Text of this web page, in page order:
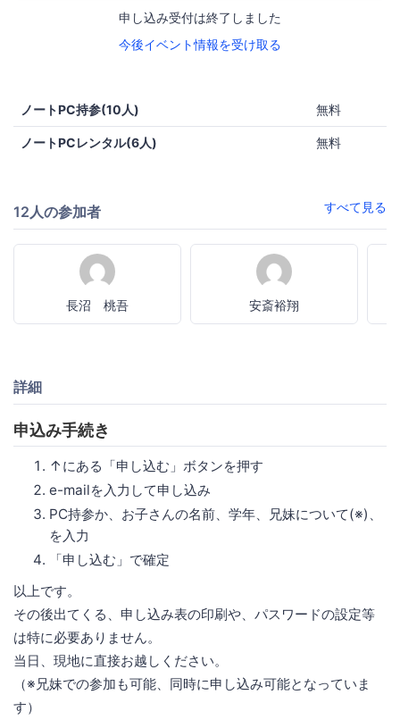
申し込み受付は終了しました
今後イベント情報を受け取る
ノートPC持参(10人) 無料
ノートPCレンタル(6人) 無料
12人の参加者 すべて見る
長沼 桃吾 安斎裕翔
詳細
申込み手続き
↑にある「申し込む」ボタンを押す
e-mailを入力して申し込み
PC持参か、お子さんの名前、学年、兄妹について(※)、
を入力
「申し込む」で確定
以上です。
その後出てくる、申し込み表の印刷や、パスワードの設定等
は特に必要ありません。
当日、現地に直接お越しください。
（※兄妹での参加も可能、同時に申し込み可能となっていま
す）